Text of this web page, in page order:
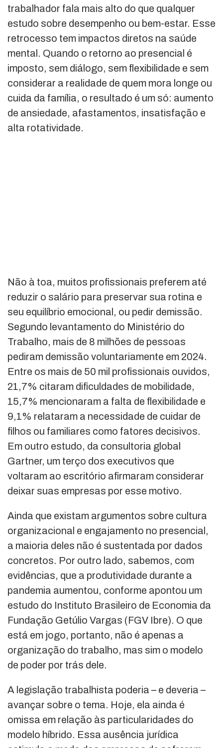
trabalhador fala mais alto do que qualquer
estudo sobre desempenho ou bem-estar. Esse
retrocesso tem impactos diretos na saúde
mental. Quando o retorno ao presencial é
imposto, sem diálogo, sem flexibilidade e sem
considerar a realidade de quem mora longe ou
cuida da família, o resultado é um só: aumento
de ansiedade, afastamentos, insatisfação e
alta rotatividade.
Não à toa, muitos profissionais preferem até
reduzir o salário para preservar sua rotina e
seu equilíbrio emocional, ou pedir demissão.
Segundo levantamento do Ministério do
Trabalho, mais de 8 milhões de pessoas
pediram demissão voluntariamente em 2024.
Entre os mais de 50 mil profissionais ouvidos,
21,7% citaram dificuldades de mobilidade,
15,7% mencionaram a falta de flexibilidade e
9,1% relataram a necessidade de cuidar de
filhos ou familiares como fatores decisivos.
Em outro estudo, da consultoria global
Gartner, um terço dos executivos que
voltaram ao escritório afirmaram considerar
deixar suas empresas por esse motivo.
Ainda que existam argumentos sobre cultura
organizacional e engajamento no presencial,
a maioria deles não é sustentada por dados
concretos. Por outro lado, sabemos, com
evidências, que a produtividade durante a
pandemia aumentou, conforme apontou um
estudo do Instituto Brasileiro de Economia da
Fundação Getúlio Vargas (FGV Ibre). O que
está em jogo, portanto, não é apenas a
organização do trabalho, mas sim o modelo
de poder por trás dele.
A legislação trabalhista poderia – e deveria –
avançar sobre o tema. Hoje, ela ainda é
omissa em relação às particularidades do
modelo híbrido. Essa ausência jurídica